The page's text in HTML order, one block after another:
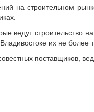
на строительном
ведут
их не
поставщиков,